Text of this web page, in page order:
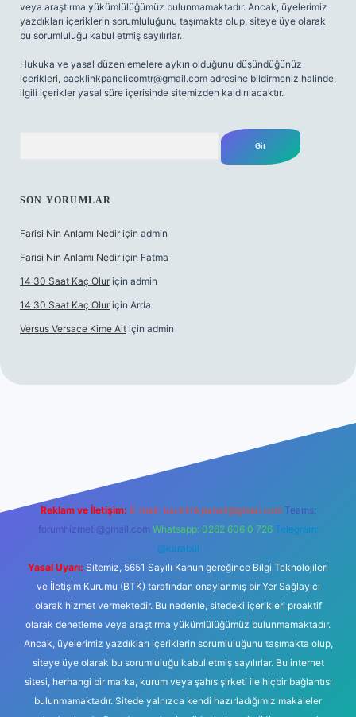
veya araştırma yükümlülüğümüz bulunmamaktadır. Ancak, üyelerimiz
yazdıkları içeriklerin sorumluluğunu taşımakta olup, siteye üye olarak
bu sorumluluğu kabul etmiş sayılırlar.
Hukuka ve yasal düzenlemelere aykırı olduğunu düşündüğünüz
içerikleri, backlinkpanelicomtr@gmail.com adresine bildirmeniz halinde,
ilgili içerikler yasal süre içerisinde sitemizden kaldırılacaktır.
SON YORUMLAR
Farisi Nin Anlamı Nedir için admin
Farisi Nin Anlamı Nedir için Fatma
14 30 Saat Kaç Olur için admin
14 30 Saat Kaç Olur için Arda
Versus Versace Kime Ait için admin
Reklam ve İletişim: E-mail: backlinkpaneli@gmail.com Teams:
forumhizmeti@gmail.com Whatsapp: 0262 606 0 726 Telegram:
@karabul
Yasal Uyarı: Sitemiz, 5651 Sayılı Kanun gereğince Bilgi Teknolojileri
ve İletişim Kurumu (BTK) tarafından onaylanmış bir Yer Sağlayıcı
olarak hizmet vermektedir. Bu nedenle, sitedeki içerikleri proaktif
olarak denetleme veya araştırma yükümlülüğümüz bulunmamaktadır.
Ancak, üyelerimiz yazdıkları içeriklerin sorumluluğunu taşımakta olup,
siteye üye olarak bu sorumluluğu kabul etmiş sayılırlar. Bu internet
sitesi, herhangi bir marka, kurum veya şahıs şirketi ile hiçbir bağlantısı
bulunmamaktadır. Sitede yalnızca kendi hazırladığımız makaleler